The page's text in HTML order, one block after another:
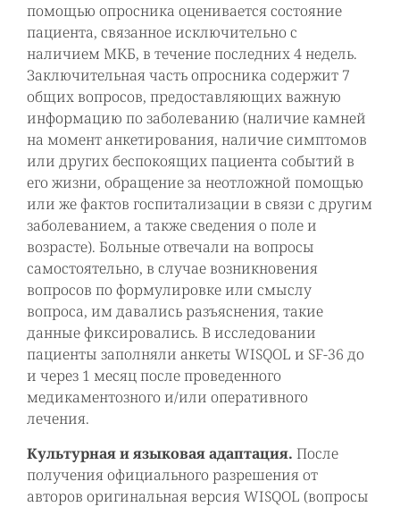
помощью опросника оценивается состояние
пациента, связанное исключительно с
наличием МКБ, в течение последних 4 недель.
Заключительная часть опросника содержит 7
общих вопросов, предоставляющих важную
информацию по заболеванию (наличие камней
на момент анкетирования, наличие симптомов
или других беспокоящих пациента событий в
его жизни, обращение за неотложной помощью
или же фактов госпитализации в связи с другим
заболеванием, а также сведения о поле и
возрасте). Больные отвечали на вопросы
самостоятельно, в случае возникновения
вопросов по формулировке или смыслу
вопроса, им давались разъяснения, такие
данные фиксировались. В исследовании
пациенты заполняли анкеты WISQOL и SF-36 до
и через 1 месяц после проведенного
медикаментозного и/или оперативного
лечения.
Культурная и языковая адаптация. После
получения официального разрешения от
авторов оригинальная версия WISQOL (вопросы